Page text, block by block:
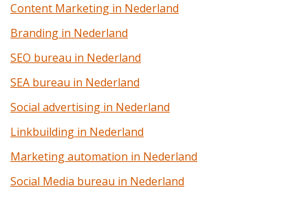
Content Marketing in Nederland
Branding in Nederland
SEO bureau in Nederland
SEA bureau in Nederland
Social advertising in Nederland
Linkbuilding in Nederland
Marketing automation in Nederland
Social Media bureau in Nederland